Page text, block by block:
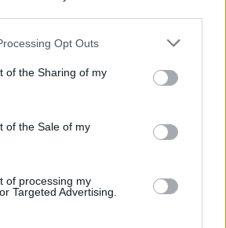
Opt Outs
of the Sharing of my
of the Sale of my
of processing my
Targeted Advertising.
tekintélyével és
a magyar
mára a magyarországi
legfontosabb színterévé, kereskedelmi
. Hazánk legnagyobb
rendelkező BÁV ZRt.
rendelkezésére.